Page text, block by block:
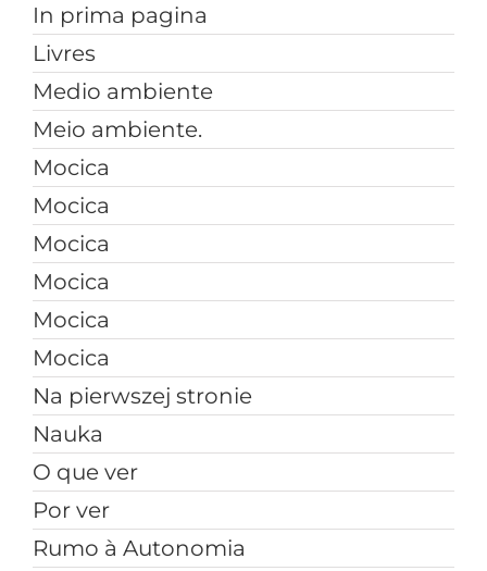
In prima pagina
Livres
Medio ambiente
Meio ambiente.
Mocica
Mocica
Mocica
Mocica
Mocica
Mocica
Na pierwszej stronie
Nauka
O que ver
Por ver
Rumo à Autonomia